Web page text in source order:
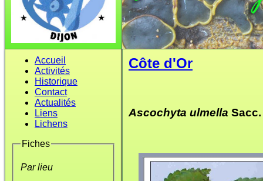
Accueil
Activités
Historique
Contact
Actualités
Liens
Lichens
Fiches
Par lieu
Côte d'Or
Ascochyta ulmella